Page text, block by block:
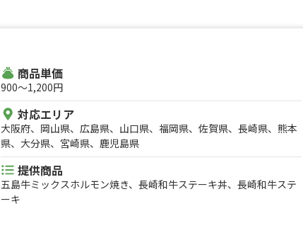
商品単価
900〜1,200円
対応エリア
大阪府、岡山県、広島県、山口県、福岡県、佐賀県、長崎県、熊本
県、大分県、宮崎県、鹿児島県
提供商品
五島牛ミックスホルモン焼き、長崎和牛ステーキ丼、長崎和牛ステ
ーキ